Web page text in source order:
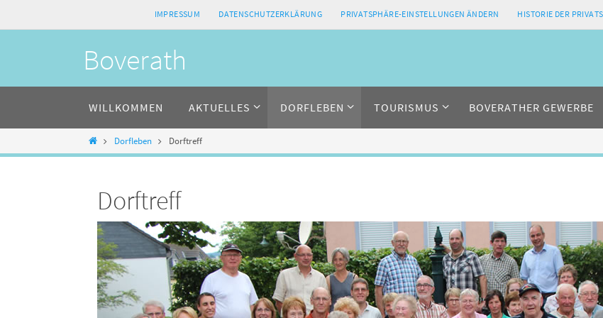
IMPRESSUM DATENSCHUTZERKLÄRUNG PRIVATSPHÄRE-EINSTELLUNGEN ÄNDERN HISTORIE DER
Boverath
WILLKOMMEN AKTUELLES DORFLEBEN TOURISMUS BOVERATHER GEWERBE
HomeDorfleben Dorftreff
Dorftreff